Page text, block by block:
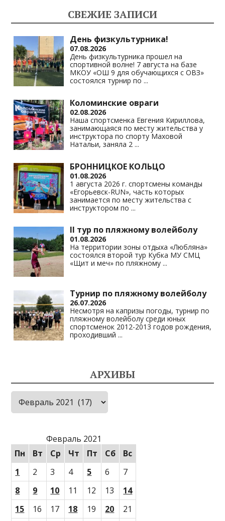
СВЕЖИЕ ЗАПИСИ
День физкультурника!
07.08.2026
День физкультурника прошел на
спортивной волне! 7 августа на базе
МКОУ «ОШ 9 для обучающихся с ОВЗ»
состоялся турнир по ...
Коломинские овраги
02.08.2026
Наша спортсменка Евгения Кириллова,
занимающаяся по месту жительства у
инструктора по спорту Маховой
Натальи, заняла 2 ...
БРОННИЦКОЕ КОЛЬЦО
01.08.2026
1 августа 2026 г. спортсмены команды
«Егорьевск-RUN», часть которых
занимается по месту жительства с
инструктором по ...
II тур по пляжному волейболу
01.08.2026
На территории зоны отдыха «Любляна»
состоялся второй тур Кубка МУ СМЦ
«Щит и меч» по пляжному ...
Турнир по пляжному волейболу
26.07.2026
Несмотря на капризы погоды, турнир по
пляжному волейболу среди юных
спортсменок 2012-2013 годов рождения,
проходивший ...
АРХИВЫ
Архивы
Февраль 2021
Пн
Вт Ср Чт Пт Сб
Вс
1
2 3 4 5 6
7
8
9 10 11 12 13
14
15
16 17 18 19 20
21